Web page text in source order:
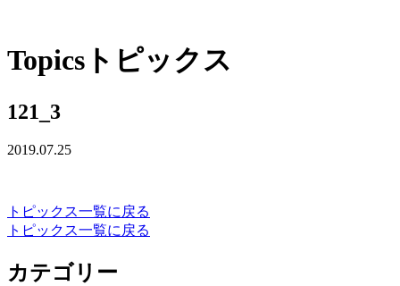
Topics トピックス
121_3
2019.07.25
トピックス一覧に戻る
トピックス一覧に戻る
カテゴリー